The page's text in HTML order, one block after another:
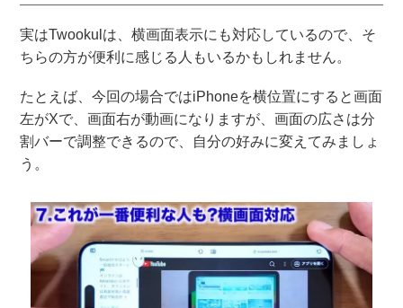
実はTwookulは、横画面表示にも対応しているので、そ
ちらの方が便利に感じる人もいるかもしれません。
たとえば、今回の場合ではiPhoneを横位置にすると画面
左がXで、画面右が動画になりますが、画面の広さは分
割バーで調整できるので、自分の好みに変えてみましょ
う。